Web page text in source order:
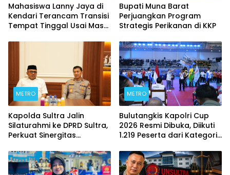
Mahasiswa Lanny Jaya di
Kendari Terancam Transisi
Tempat Tinggal Usai Masa
Bupati Muna Barat
Perjuangkan Program
Strategis Perikanan di KKP
METRO
Kapolda Sultra Jalin
Silaturahmi ke DPRD Sultra,
Perkuat Sinergitas
Kemajuan Daerah
METRO
Bulutangkis Kapolri Cup
2026 Resmi Dibuka, Diikuti
1.219 Peserta dari Kategori